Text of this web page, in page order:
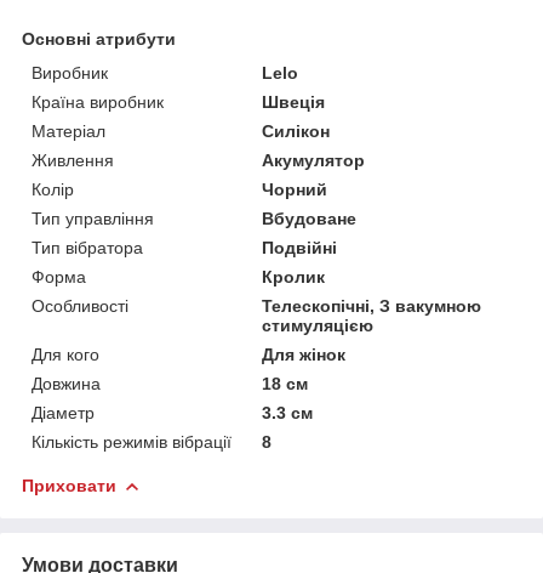
Основні атрибути
Виробник
Lelo
Країна виробник
Швеція
Матеріал
Силікон
Живлення
Акумулятор
Колір
Чорний
Тип управління
Вбудоване
Тип вібратора
Подвійні
Форма
Кролик
Особливості
Телескопічні, З вакумною
стимуляцією
Для кого
Для жінок
Довжина
18 см
Діаметр
3.3 см
Кількість режимів вібрації
8
Приховати
Умови доставки